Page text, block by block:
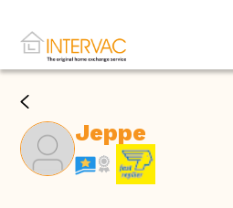
Jeppe